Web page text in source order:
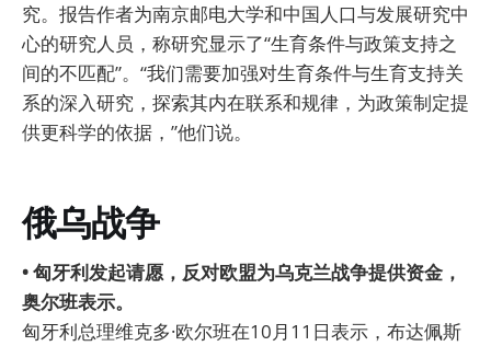
究。报告作者为南京邮电大学和中国人口与发展研究中
心的研究人员，称研究显示了“生育条件与政策支持之
间的不匹配”。“我们需要加强对生育条件与生育支持关
系的深入研究，探索其内在联系和规律，为政策制定提
供更科学的依据，”他们说。
俄乌战争
• 匈牙利发起请愿，反对欧盟为乌克兰战争提供资金，
奥尔班表示。
匈牙利总理维克多·欧尔班在10月11日表示，布达佩斯